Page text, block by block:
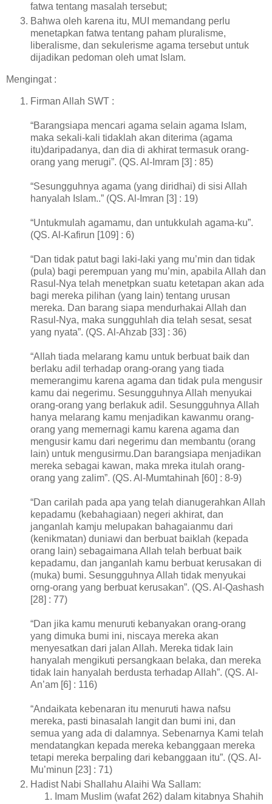
fatwa tentang masalah tersebut;
Bahwa oleh karena itu, MUI memandang perlu
menetapkan fatwa tentang paham pluralisme,
liberalisme, dan sekulerisme agama tersebut untuk
dijadikan pedoman oleh umat Islam.
Mengingat :
Firman Allah SWT :
“Barangsiapa mencari agama selain agama Islam,
maka sekali-kali tidaklah akan diterima (agama
itu)daripadanya, dan dia di akhirat termasuk orang-
orang yang merugi”. (QS. Al-Imram [3] : 85)
“Sesungguhnya agama (yang diridhai) di sisi Allah
hanyalah Islam..” (QS. Al-Imran [3] : 19)
“Untukmulah agamamu, dan untukkulah agama-ku”.
(QS. Al-Kafirun [109] : 6)
“Dan tidak patut bagi laki-laki yang mu’min dan tidak
(pula) bagi perempuan yang mu’min, apabila Allah dan
Rasul-Nya telah menetpkan suatu ketetapan akan ada
bagi mereka pilihan (yang lain) tentang urusan
mereka. Dan barang siapa mendurhakai Allah dan
Rasul-Nya, maka sungguhlah dia telah sesat, sesat
yang nyata”. (QS. Al-Ahzab [33] : 36)
“Allah tiada melarang kamu untuk berbuat baik dan
berlaku adil terhadap orang-orang yang tiada
memerangimu karena agama dan tidak pula mengusir
kamu dai negerimu. Sesungguhnya Allah menyukai
orang-orang yang berlakuk adil. Sesungguhnya Allah
hanya melarang kamu menjadikan kawanmu orang-
orang yang memernagi kamu karena agama dan
mengusir kamu dari negerimu dan membantu (orang
lain) untuk mengusirmu.Dan barangsiapa menjadikan
mereka sebagai kawan, maka mreka itulah orang-
orang yang zalim”. (QS. Al-Mumtahinah [60] : 8-9)
“Dan carilah pada apa yang telah dianugerahkan Allah
kepadamu (kebahagiaan) negeri akhirat, dan
janganlah kamju melupakan bahagaianmu dari
(kenikmatan) duniawi dan berbuat baiklah (kepada
orang lain) sebagaimana Allah telah berbuat baik
kepadamu, dan janganlah kamu berbuat kerusakan di
(muka) bumi. Sesungguhnya Allah tidak menyukai
orng-orang yang berbuat kerusakan”. (QS. Al-Qashash
[28] : 77)
“Dan jika kamu menuruti kebanyakan orang-orang
yang dimuka bumi ini, niscaya mereka akan
menyesatkan dari jalan Allah. Mereka tidak lain
hanyalah mengikuti persangkaan belaka, dan mereka
tidak lain hanyalah berdusta terhadap Allah”. (QS. Al-
An’am [6] : 116)
“Andaikata kebenaran itu menuruti hawa nafsu
mereka, pasti binasalah langit dan bumi ini, dan
semua yang ada di dalamnya. Sebenarnya Kami telah
mendatangkan kepada mereka kebanggaan mereka
tetapi mereka berpaling dari kebanggaan itu”. (QS. Al-
Mu’minun [23] : 71)
Hadist Nabi Shallahu Alaihi Wa Sallam:
Imam Muslim (wafat 262) dalam kitabnya Shahih